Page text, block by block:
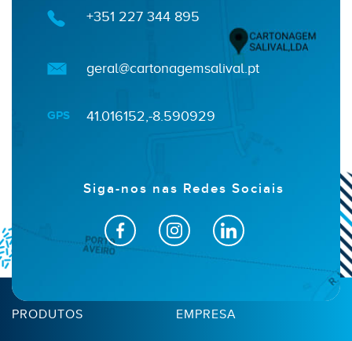
+351 227 344 895
geral@cartonagemsalival.pt
GPS 41.016152,-8.590929
Siga-nos nas Redes Sociais
PRODUTOS EMPRESA